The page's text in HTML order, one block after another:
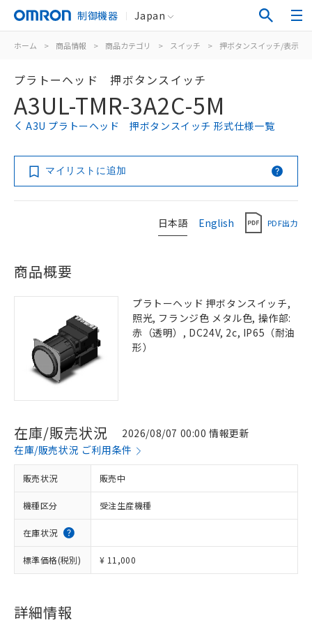
制御機器 Japan
ホーム > 商品情報 > 商品カテゴリ > スイッチ > 押ボタンスイッチ/表示灯
プラトーヘッド 押ボタンスイッチ
A3UL-TMR-3A2C-5M
A3U プラトーヘッド 押ボタンスイッチ 形式仕様一覧
マイリストに追加
日本語 English PDF出力
商品概要
プラトーヘッド 押ボタンスイッチ,
照光, フランジ色 メタル色, 操作部:
赤（透明）, DC24V, 2c, IP65（耐油
形）
在庫/販売状況
2026/08/07 00:00 情報更新
在庫/販売状況 ご利用条件
販売状況 販売中
機種区分 受注生産機種
在庫状況
標準価格(税別) ¥ 11,000
詳細情報